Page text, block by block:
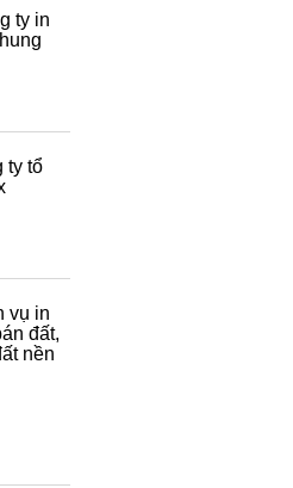
ty in
ty tổ
vụ in
đất,
nền